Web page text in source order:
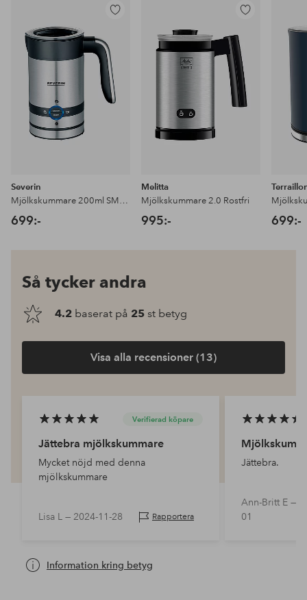
i
favoriter
Severin
Mjölkskummare 200ml SM3584
699:-
till
i
favoriter
Melitta
Mjölkskummare 2.0 Rostfri
995:- 699:-
Så tycker andra
4.2 baserat på 25 st betyg
Visa alla recensioner (13)
Verifierad köpare
Jättebra mjölkskummare
Mycket nöjd med denna
mjölkskummare
Lisa L — 2024-11-28 Rapportera
Jättebra.
Ann-Britt E —
01
Information kring betyg